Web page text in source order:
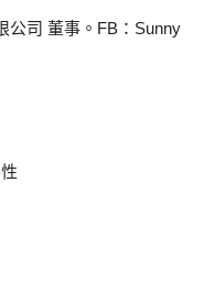
公司 董事。FB：Sunny